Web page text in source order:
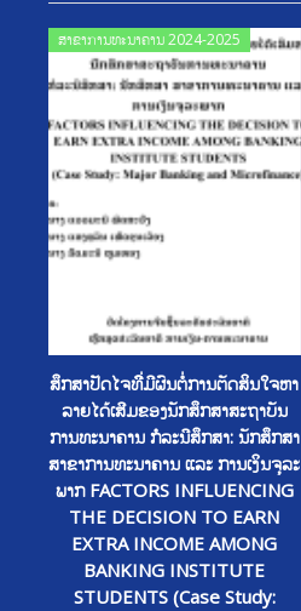
ສາຂາການທະນາຄານ 2024-2025
ສຶກສາປັດໄຈທີີ່ມີຜົນຕໍ່ການຕັດສິນໃຈຫາ
ລາຍໄດ້ເສີມຂອງນັກສຶກສາສະຖາບັນ
ການທະນາຄານ ກໍລະນີສຶກສາ: ນັກສຶກສາ
ສາຂາການທະນາຄານ ແລະ ການເງິນຈຸລະ
ພາກ FACTORS INFLUENCING
THE DECISION TO EARN
EXTRA INCOME AMONG
BANKING INSTITUTE
STUDENTS (Case Study:
Posted
on